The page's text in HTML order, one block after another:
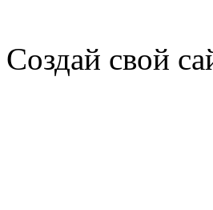
Создай свой